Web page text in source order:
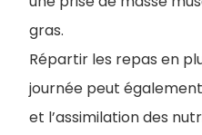
gras.
Répartir les repas en
journée peut
et l’assimilation des